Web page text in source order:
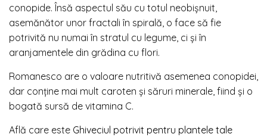
conopide. Însă aspectul său cu totul neobişnuit,
asemănător unor fractali în spirală, o face să fie
potrivită nu numai în stratul cu legume, ci şi în
aranjamentele din grădina cu flori.
Romanesco are o valoare nutritivă asemenea conopidei,
dar conţine mai mult caroten şi săruri minerale, fiind şi o
bogată sursă de vitamina C.
Află care este Ghiveciul potrivit pentru plantele tale